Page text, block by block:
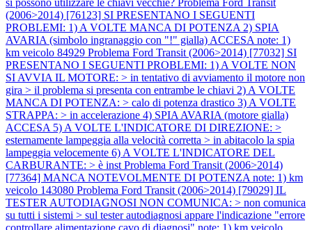
(2006>2014) [76123] SI PRESENTANO I SEGUENTI
PROBLEMI: 1) A VOLTE MANCA DI POTENZA 2) SPIA
AVARIA (simbolo ingranaggio con "!" gialla) ACCESA note: 1)
km veicolo 84929 Problema Ford Transit (2006>2014) [77032] SI
PRESENTANO I SEGUENTI PROBLEMI: 1) A VOLTE NON
SI AVVIA IL MOTORE: > in tentativo di avviamento il motore non
gira > il problema si presenta con entrambe le chiavi 2) A VOLTE
MANCA DI POTENZA: > calo di potenza drastico 3) A VOLTE
STRAPPA: > in accelerazione 4) SPIA AVARIA (motore gialla)
ACCESA 5) A VOLTE L'INDICATORE DI DIREZIONE: >
esternamente lampeggia alla velocità corretta > in abitacolo la spia
lampeggia velocemente 6) A VOLTE L'INDICATORE DEL
CARBURANTE: > è inst Problema Ford Transit (2006>2014)
[77364] MANCA NOTEVOLMENTE DI POTENZA note: 1) km
veicolo 143080 Problema Ford Transit (2006>2014) [79029] IL
TESTER AUTODIAGNOSI NON COMUNICA: > non comunica
su tutti i sistemi > sul tester autodiagnosi appare l'indicazione "errore
controllare alimentazione cavo di diagnosi" note: 1) km veicolo